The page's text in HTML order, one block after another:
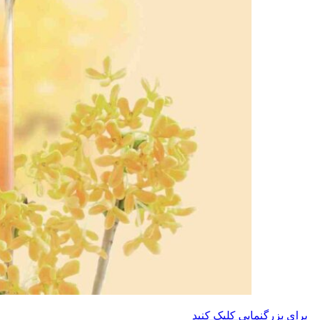
برای بزرگنمایی کلیک کنید